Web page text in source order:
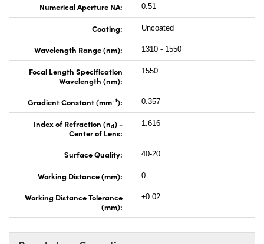
Numerical Aperture NA: 0.51
Coating: Uncoated
Wavelength Range (nm): 1310 - 1550
Focal Length Specification
Wavelength (nm):
1550
Gradient Constant (mm-1): 0.357
Index of Refraction (nd) -
Center of Lens:
1.616
Surface Quality: 40-20
Working Distance (mm): 0
Working Distance Tolerance
(mm):
±0.02